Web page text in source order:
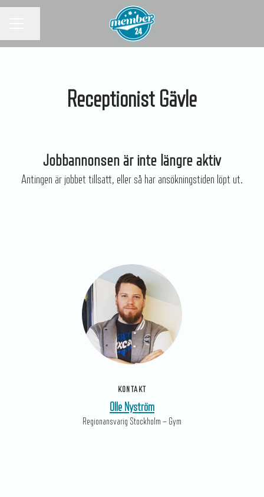
Receptionist Gävle
Jobbannonsen är inte längre aktiv
Antingen är jobbet tillsatt, eller så har ansökningstiden löpt ut.
KONTAKT
Olle Nyström
Regionansvarig Stockholm – Gym